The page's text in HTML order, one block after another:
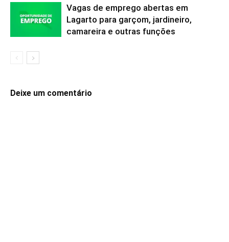
Vagas de emprego abertas em
Lagarto para garçom, jardineiro,
camareira e outras funções
Deixe um comentário